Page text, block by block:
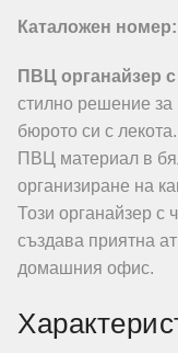
Каталожен номер:
ПВЦ органайзер
стилно решение за
бюрото си с
ПВЦ материал в
организиране на
Този органайзер
създава приятна
домашния офис.